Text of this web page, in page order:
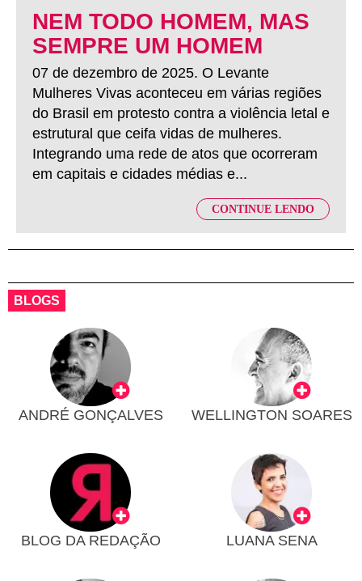
NEM TODO HOMEM, MAS
SEMPRE UM HOMEM
07 de dezembro de 2025. O Levante
Mulheres Vivas aconteceu em várias regiões
do Brasil em protesto contra a violência letal e
estrutural que ceifa vidas de mulheres.
Integrando uma rede de atos que ocorreram
em capitais e cidades médias e...
CONTINUE LENDO
BLOGS
ANDRÉ GONÇALVES WELLINGTON SOARES
BLOG DA REDAÇÃO LUANA SENA